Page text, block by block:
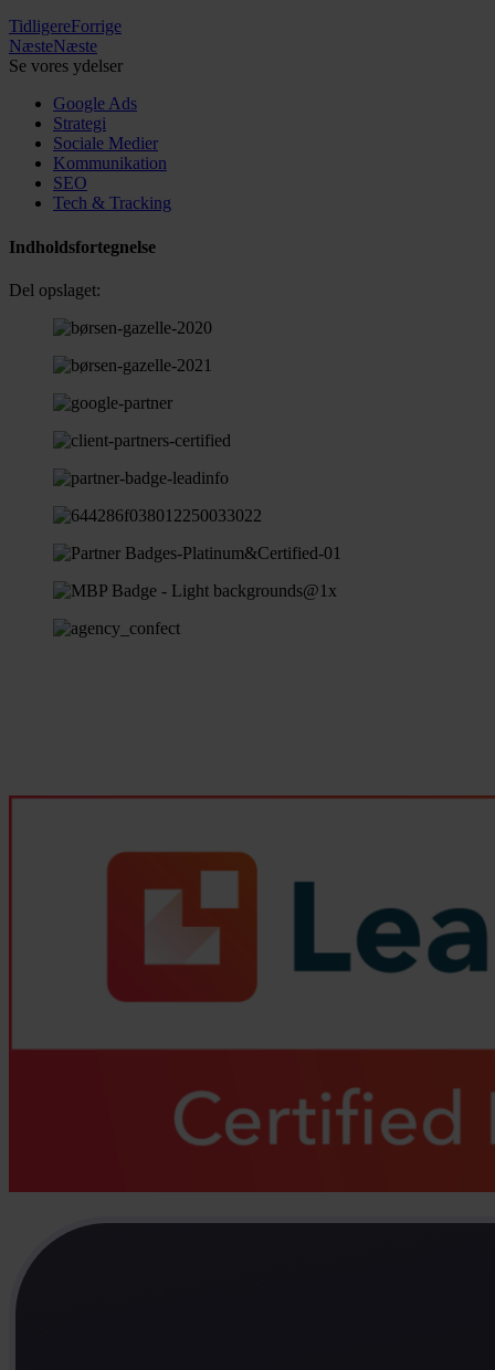
TidligereForrige
NæsteNæste
Se vores ydelser
Google Ads
Strategi
Sociale Medier
Kommunikation
SEO
Tech & Tracking
Indholdsfortegnelse
Del opslaget: